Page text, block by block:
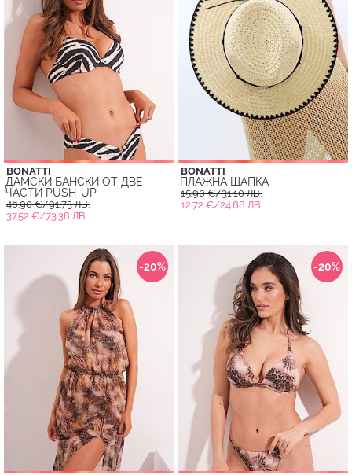
BONATTI
ДАМСКИ БАНСКИ ОТ ДВЕ
ЧАСТИ PUSH-UP
46.90 €/91.73 ЛВ.
37.52 €/73.38 ЛВ.
BONATTI
ПЛАЖНА ШАПКА
15.90 €/31.10 ЛВ.
12.72 €/24.88 ЛВ.
-20% -20%